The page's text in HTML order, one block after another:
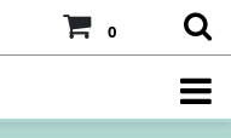
0